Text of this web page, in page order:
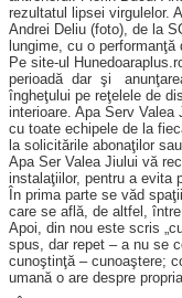
rezultatul lipsei virgulelor.
Andrei Deliu (foto), de la
lungime, cu o performanţă
Pe site-ul
perioadă dar şi
îngheţului pe reţelele de
interioare. Apa Serv
cu toate echipele de la
la solicitările abonaţilor
Apa Ser Valea Jiului vă
instalaţiilor, pentru a evita
În prima parte se văd
care se află, de altfel,
Apoi, din nou este scris
spus, dar repet – a nu se
cunoştinţă – cunoaştere;
umană o are despre